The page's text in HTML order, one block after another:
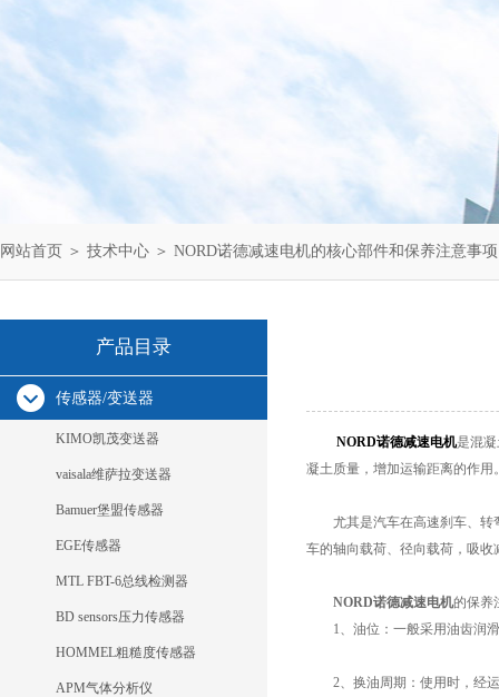
网站首页 ＞ 技术中心 ＞ NORD诺德减速电机的核心部件和保养注意事项
产品目录
传感器/变送器
KIMO凯茂变送器
vaisala维萨拉变送器
Bamuer堡盟传感器
EGE传感器
MTL FBT-6总线检测器
BD sensors压力传感器
HOMMEL粗糙度传感器
APM气体分析仪
NORD诺德减速电机是混
凝土质量，增加运输距离的作
尤其是汽车在高速刹车、转弯
车的轴向载荷、径向载荷，吸
NORD诺德减速电机的保养
1、油位：一般采用油齿润滑
2、换油周期：使用时，经运